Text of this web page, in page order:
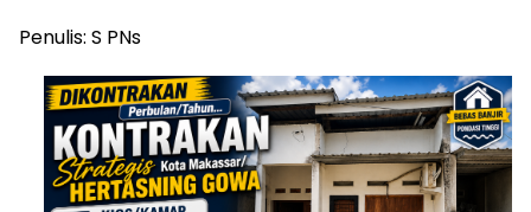
Penulis: S PNs